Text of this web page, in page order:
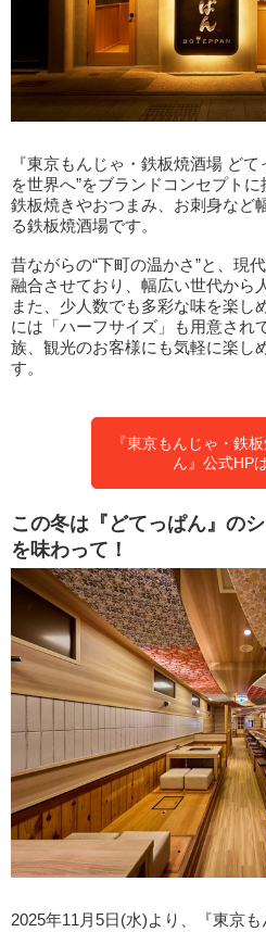
『東京もんじゃ・鉄板焼酒場 ど
を世界へ”をブランドコンセプト
鉄板焼きやおつまみ、お刺身など
る鉄板焼酒場です。
昔ながらの“下町の温かさ”と、現
融合させており、幅広い世代から
また、少人数でも多彩な味を楽し
には「ハーフサイズ」も用意され
族、観光のお客様にも気軽に楽し
す。
『東京もんじゃ・鉄
ん』公式HP
この冬は『どてっぱん』の
を味わって！
2025年11月5日(水)より、『東京